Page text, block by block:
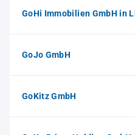
GoHi Immobilien GmbH in
GoJo GmbH
GoKitz GmbH